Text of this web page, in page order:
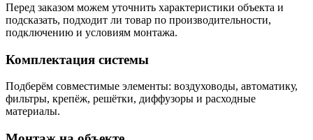
Перед заказом можем уточнить характеристики объекта и
подсказать, подходит ли товар по производительности,
подключению и условиям монтажа.
Комплектация системы
Подберём совместимые элементы: воздуховоды, автоматику,
фильтры, крепёж, решётки, диффузоры и расходные
материалы.